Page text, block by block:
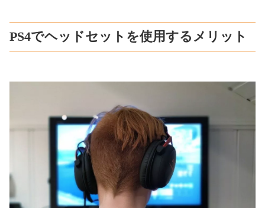
PS4でヘッドセットを使用するメリット